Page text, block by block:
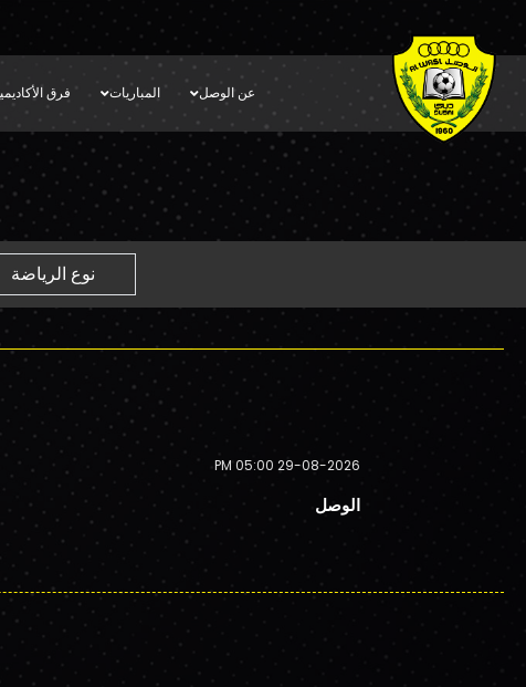
عن الوصل المباريات فرق
29-08-2026 05:00 PM
الوصل